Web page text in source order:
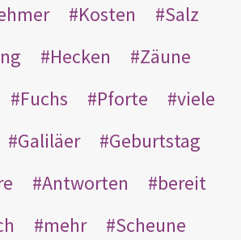
Kosten
Salz
Hecken
Zäune
Fuchs Pforte
viele
Galiläer
Geburtstag
Antworten
bereit
mehr Scheune